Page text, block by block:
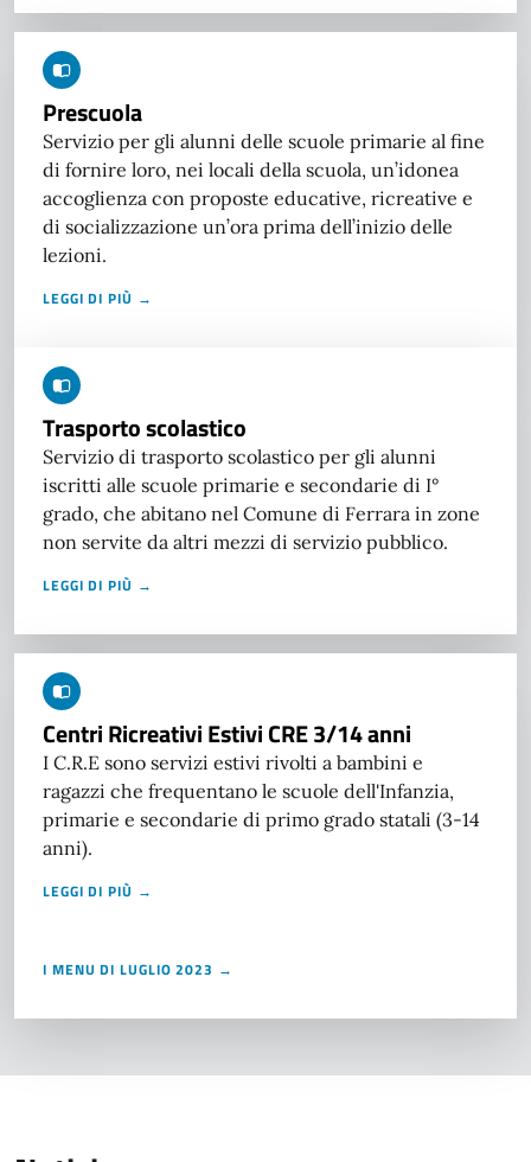
Prescuola
Servizio per gli alunni delle scuole primarie al fine
di fornire loro, nei locali della scuola, un’idonea
accoglienza con proposte educative, ricreative e
di socializzazione un’ora prima dell’inizio delle
lezioni.
LEGGI DI PIÙ →
Trasporto scolastico
Servizio di trasporto scolastico per gli alunni
iscritti alle scuole primarie e secondarie di I°
grado, che abitano nel Comune di Ferrara in zone
non servite da altri mezzi di servizio pubblico.
LEGGI DI PIÙ →
Centri Ricreativi Estivi CRE 3/14 anni
I C.R.E sono servizi estivi rivolti a bambini e
ragazzi che frequentano le scuole dell'Infanzia,
primarie e secondarie di primo grado statali (3-14
anni).
LEGGI DI PIÙ →
I MENU DI LUGLIO 2023 →